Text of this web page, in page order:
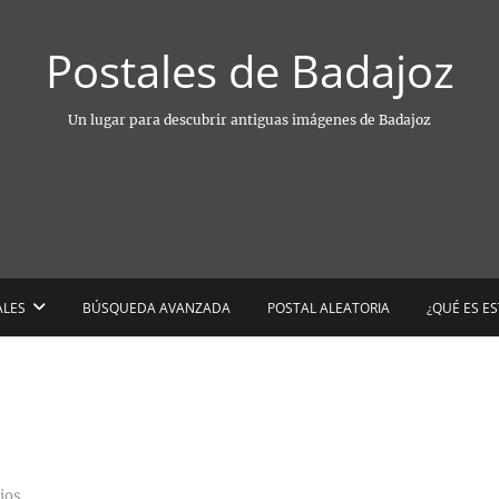
Postales de Badajoz
Un lugar para descubrir antiguas imágenes de Badajoz
BÚSQUEDA AVANZADA POSTAL ALEATORIA ¿QUÉ ES